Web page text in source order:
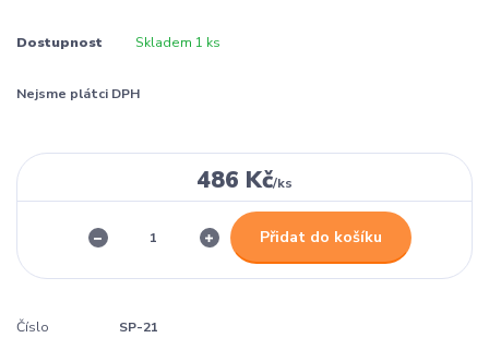
Dostupnost Skladem 1 ks
Nejsme plátci DPH
486 Kč/ks
Přidat do košíku
Číslo
SP-21